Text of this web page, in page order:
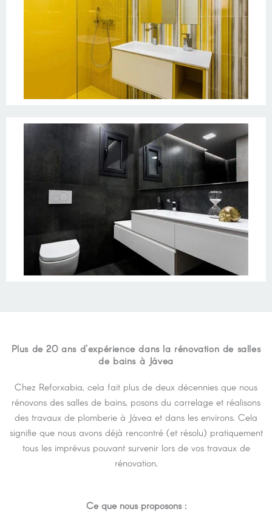
Plus de 20 ans d'expérience dans la rénovation de salles
de bains à Jávea
Chez Reforxabia, cela fait plus de deux décennies que nous
rénovons des salles de bains, posons du carrelage et réalisons
des travaux de plomberie à Jávea et dans les environs. Cela
signifie que nous avons déjà rencontré (et résolu) pratiquement
tous les imprévus pouvant survenir lors de vos travaux de
rénovation.
Ce que nous proposons :